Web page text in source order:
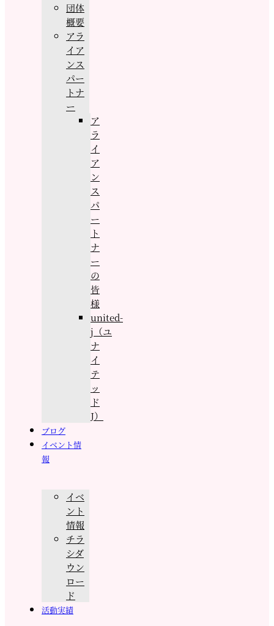
団体
概要
アラ
イア
ンス
パー
トナ
ー
ア
ラ
イ
ア
ン
ス
パ
ー
ト
ナ
ー
の
皆
様
united-
j（ユ
ナ
イ
テ
ッ
ド
J）
ブログ
イベント情
報
イベ
ント
情報
チラ
シダ
ウン
ロー
ド
活動実績